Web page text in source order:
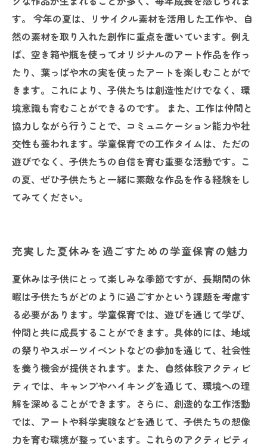
す。 今年の夏は、リサイクル素材を活用した工作や、自
然の素材を取り入れた創作に重点を置いています。例え
ば、空き箱や瓶を使ってオリジナルのアート作品を作っ
たり、葉っぱや木の実を使ったアートを楽しむことがで
きます。これにより、子供たちは創造性だけでなく、環
境意識も育むことができるのです。 また、工作は仲間と
協力しながら行うことで、コミュニケーション能力や社
交性も養われます。学童保育での工作タイムは、ただの
遊びでなく、子供たちの自信を育む重要な活動です。こ
の夏、ぜひ子供たちと一緒に素敵な作品を作る経験をし
てみてください。
充実した夏休みを過ごすための学童保育の魅力
夏休みは子供にとって楽しみな季節ですが、長期間の休
暇は子供たちがどのように過ごすかという課題を考慮す
る必要があります。学童保育では、遊びを通じて学び、
仲間と共に成長することができます。具体的には、地域
の祭りやスポーツイベントなどの参加を通じて、社会性
を養う機会が提供されます。また、自然体験アクティビ
ティでは、キャンプやハイキングを通じて、環境への理
解を深めることができます。さらに、創造的な工作活動
では、アートや科学実験などを通じて、子供たちの想像
力を育む環境が整っています。これらのアクティビティ